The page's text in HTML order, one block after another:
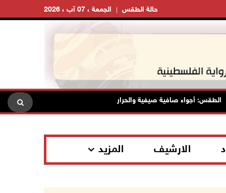
الجمعة ، 07 آب ، 2026 حالة الطقس
أجواء صافية صيفية والحرارة حول معدلها العام محافظة
الارشيف المزيد